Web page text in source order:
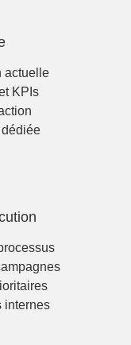
actuelle
KPIs
internes